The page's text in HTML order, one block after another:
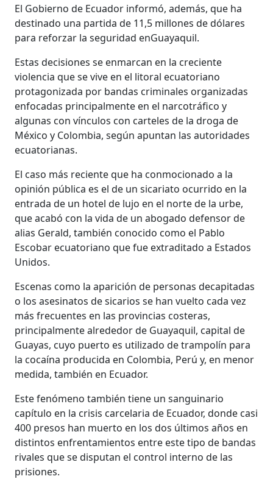
El Gobierno de Ecuador informó, además, que ha
destinado una partida de 11,5 millones de dólares
para reforzar la seguridad enGuayaquil.
Estas decisiones se enmarcan en la creciente
violencia que se vive en el litoral ecuatoriano
protagonizada por bandas criminales organizadas
enfocadas principalmente en el narcotráfico y
algunas con vínculos con carteles de la droga de
México y Colombia, según apuntan las autoridades
ecuatorianas.
El caso más reciente que ha conmocionado a la
opinión pública es el de un sicariato ocurrido en la
entrada de un hotel de lujo en el norte de la urbe,
que acabó con la vida de un abogado defensor de
alias Gerald, también conocido como el Pablo
Escobar ecuatoriano que fue extraditado a Estados
Unidos.
Escenas como la aparición de personas decapitadas
o los asesinatos de sicarios se han vuelto cada vez
más frecuentes en las provincias costeras,
principalmente alrededor de Guayaquil, capital de
Guayas, cuyo puerto es utilizado de trampolín para
la cocaína producida en Colombia, Perú y, en menor
medida, también en Ecuador.
Este fenómeno también tiene un sanguinario
capítulo en la crisis carcelaria de Ecuador, donde casi
400 presos han muerto en los dos últimos años en
distintos enfrentamientos entre este tipo de bandas
rivales que se disputan el control interno de las
prisiones.